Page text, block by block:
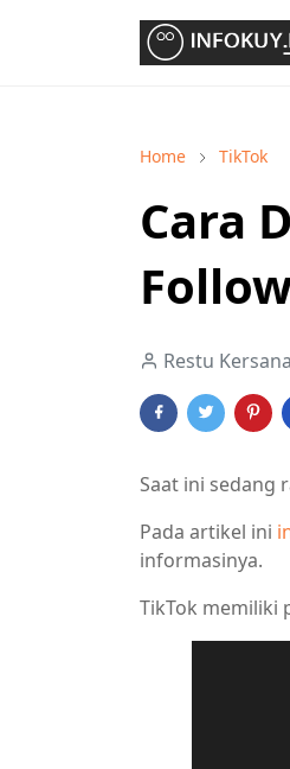
Home TikTok
Cara
Restu Kersana
Saat ini sedang
Pada artikel ini
informasinya.
TikTok memiliki